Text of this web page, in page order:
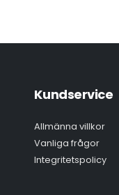
Kundservice
Allmänna villkor
Vanliga frågor
Integritetspolicy